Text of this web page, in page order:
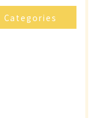
Categories